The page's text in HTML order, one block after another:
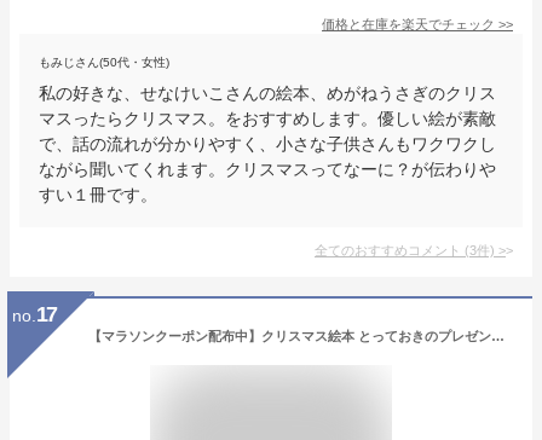
価格と在庫を楽天でチェック >>
もみじさん(50代・女性)
私の好きな、せなけいこさんの絵本、めがねうさぎのクリス
マスったらクリスマス。をおすすめします。優しい絵が素敵
で、話の流れが分かりやすく、小さな子供さんもワクワクし
ながら聞いてくれます。クリスマスってなーに？が伝わりや
すい１冊です。
全てのおすすめコメント (3件) >
no. 17
【マラソンクーポン配布中】クリスマス絵本 とっておきのプレゼント セミオーダー 名前入りオリジナル絵本 文字に興味を持ち始めたら 自分自身が 主人公になれる 3歳 4歳 5歳 6歳 孫 クリスマスプレゼント 男の子 女の子